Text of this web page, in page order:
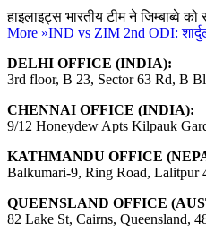
हाइलाइट्स भारतीय टीम ने
More »IND vs ZIM 2nd ODI:
DELHI OFFICE (INDIA):
3rd floor, B 23, Sector 63 Rd, B
CHENNAI OFFICE (INDIA):
9/12 Honeydew Apts Kilpauk
KATHMANDU OFFICE
Balkumari-9, Ring Road, Lalitpur
QUEENSLAND OFFICE
82 Lake St, Cairns, Queensland,